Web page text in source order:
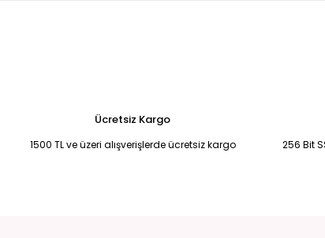
Ücretsiz Kargo
1500 TL ve üzeri alışverişlerde ücretsiz kargo 256 Bit